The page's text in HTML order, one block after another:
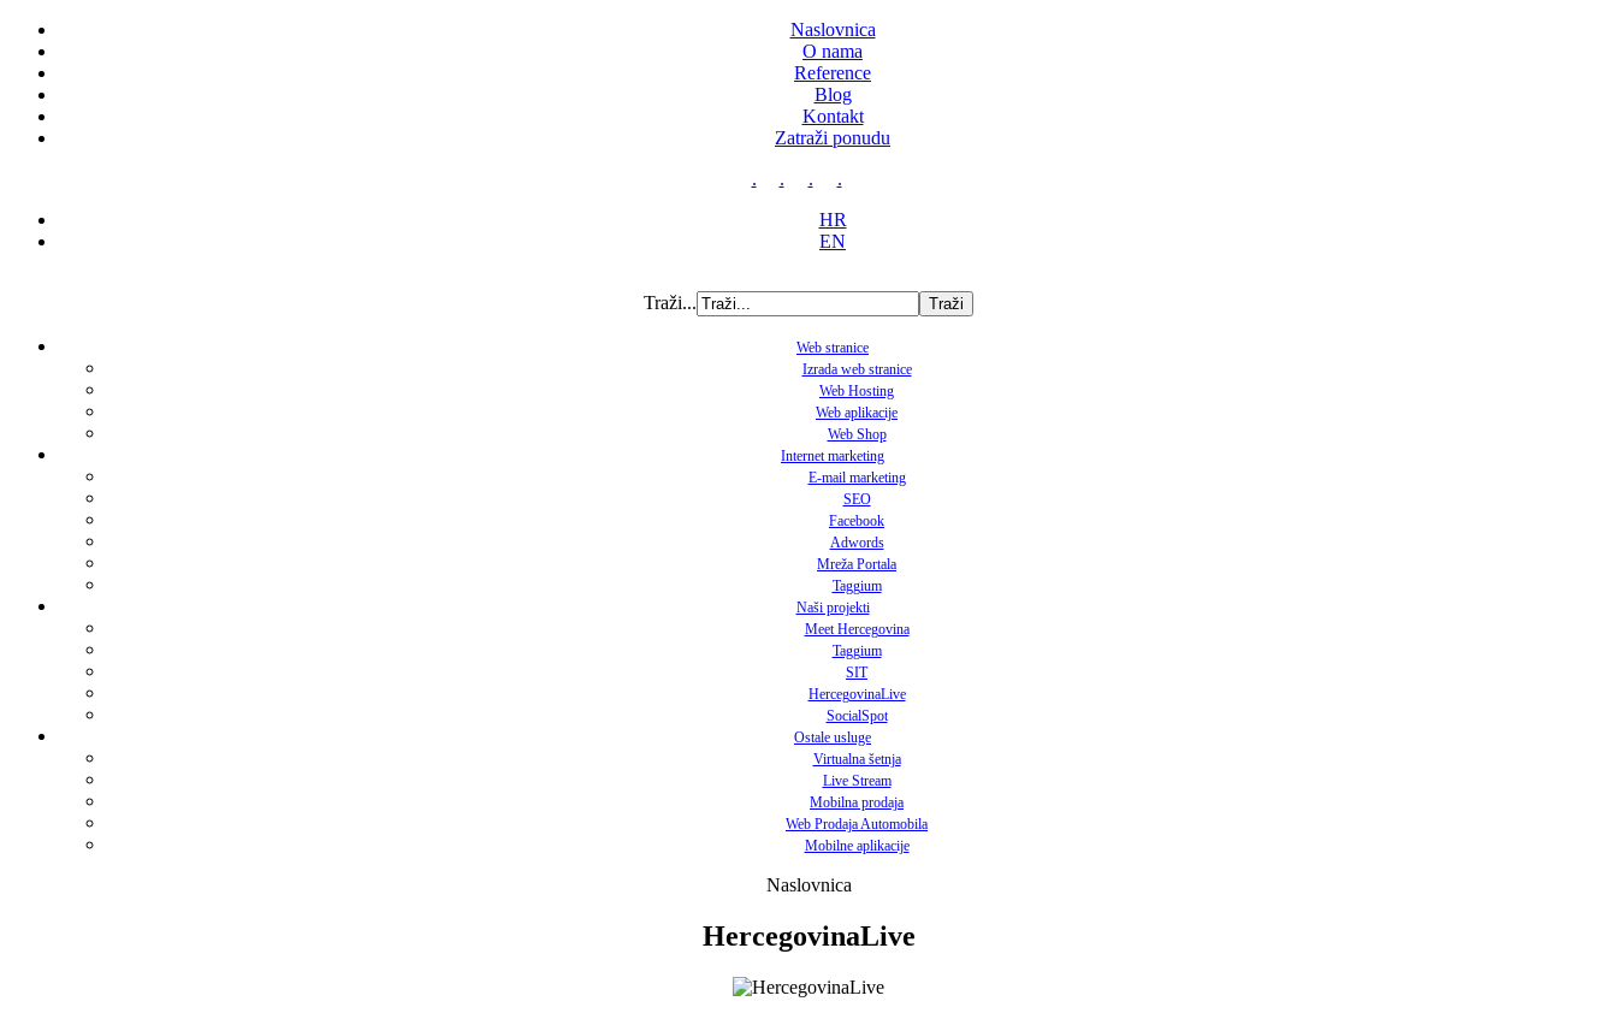
Naslovnica
O nama
Reference
Blog
Kontakt
Zatraži ponudu
.
. .
.
HR
EN
Traži...
Web stranice
Izrada web stranice
Web Hosting
Web aplikacije
Web Shop
Internet marketing
E-mail marketing
SEO
Facebook
Adwords
Mreža Portala
Taggium
Naši projekti
Meet Hercegovina
Taggium
SIT
HercegovinaLive
SocialSpot
Ostale usluge
Virtualna šetnja
Live Stream
Mobilna prodaja
Web Prodaja Automobila
Mobilne aplikacije
Naslovnica
HercegovinaLive